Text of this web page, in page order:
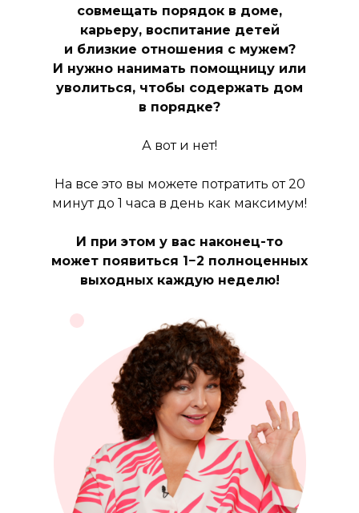
совмещать порядок в доме,
карьеру, воспитание детей
и близкие отношения с мужем?
И нужно нанимать помощницу или
уволиться, чтобы содержать дом
в порядке?
А вот и нет!
На все это вы можете потратить от 20
минут до 1 часа в день как максимум!
И при этом у вас наконец-то
может появиться 1−2 полноценных
выходных каждую неделю!